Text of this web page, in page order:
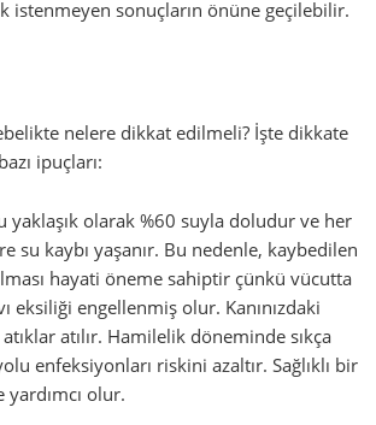
istenmeyen sonuçların önüne geçilebilir.
nelere dikkat edilmeli? İşte dikkate
ipuçları:
yaklaşık olarak %60 suyla doludur ve her
su kaybı yaşanır. Bu nedenle, kaybedilen
hayati öneme sahiptir çünkü vücutta
eksiliği engellenmiş olur. Kanınızdaki
atılır. Hamilelik döneminde sıkça
enfeksiyonları riskini azaltır. Sağlıklı bir
olur.